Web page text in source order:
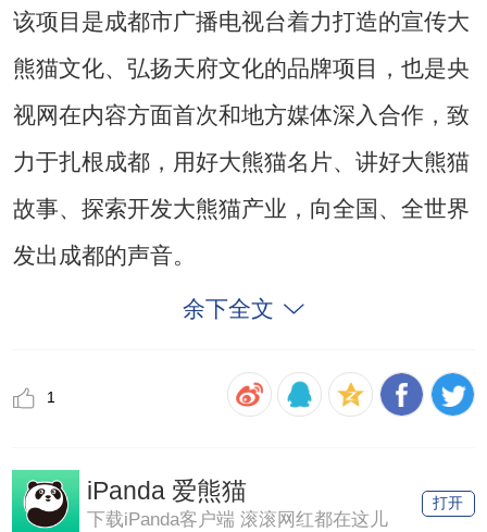
该项目是成都市广播电视台着力打造的宣传大
熊猫文化、弘扬天府文化的品牌项目，也是央
视网在内容方面首次和地方媒体深入合作，致
力于扎根成都，用好大熊猫名片、讲好大熊猫
故事、探索开发大熊猫产业，向全国、全世界
发出成都的声音。
余下全文
1
iPanda 爱熊猫
下载iPanda客户端 滚滚网红都在这儿
打开